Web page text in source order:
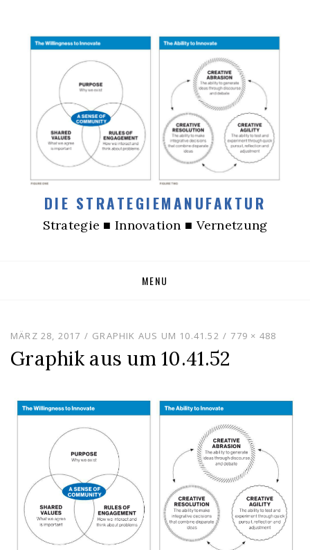
DIE STRATEGIEMANUFAKTUR
Strategie ■ Innovation ■ Vernetzung
MENU
MÄRZ 28, 2017 GRAPHIK AUS UM 10.41.52 779 × 488
Graphik aus um 10.41.52